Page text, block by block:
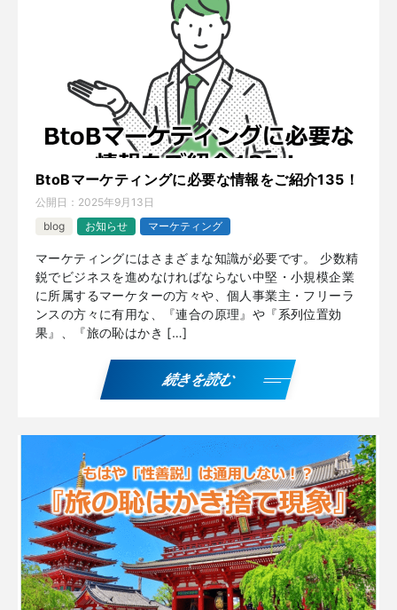
BtoBマーケティングに必要な情報をご紹介135！
公開日： 2025年9月13日
blog
お知らせ マーケティング
マーケティングにはさまざまな知識が必要です。 少数精
鋭でビジネスを進めなければならない中堅・小規模企業
に所属するマーケターの方々や、個人事業主・フリーラ
ンスの方々に有用な、『連合の原理』や『系列位置効
果』、『旅の恥はかき […]
続きを読む